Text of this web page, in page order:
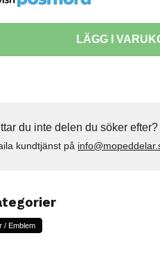
LÄGG I
du inte delen du söker efter?
kundtjänst på
/ Emblem